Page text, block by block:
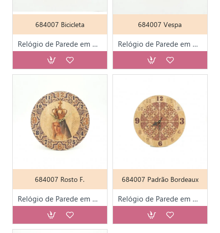
684007 Bicicleta
Relógio de Parede em Cortiça Div. Modelos C/ Cx.
684007 Vespa
Relógio de Parede em Cortiça Div. Modelos C/ Cx.
684007 Rosto F.
Relógio de Parede em Cortiça Div. Modelos C/ Cx.
684007 Padrão Bordeaux
Relógio de Parede em Cortiça Div. Modelos C/ Cx.